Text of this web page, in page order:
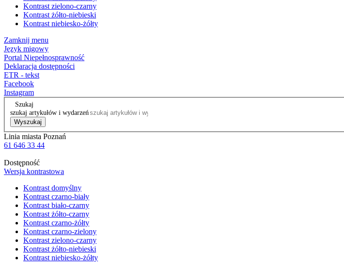
Kontrast zielono-czarny
Kontrast żółto-niebieski
Kontrast niebiesko-żółty
Zamknij menu
Język migowy
Portal Niepełnosprawność
Deklaracja dostępności
ETR - tekst
Facebook
Instagram
Szukaj
szukaj artykułów i wydarzeń
Wyszukaj
Linia miasta Poznań
61 646 33 44
Dostępność
Wersja kontrastowa
Kontrast domyślny
Kontrast czarno-biały
Kontrast biało-czarny
Kontrast żółto-czarny
Kontrast czarno-żółty
Kontrast czarno-zielony
Kontrast zielono-czarny
Kontrast żółto-niebieski
Kontrast niebiesko-żółty